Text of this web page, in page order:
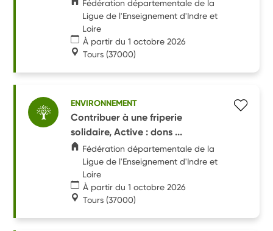
Fédération départementale de la
Ligue de l'Enseignement d'Indre et
Loire
À partir du 1 octobre 2026
Tours (37000)
ENVIRONNEMENT
Contribuer à une friperie
solidaire, Active : dons ...
Fédération départementale de la
Ligue de l'Enseignement d'Indre et
Loire
À partir du 1 octobre 2026
Tours (37000)